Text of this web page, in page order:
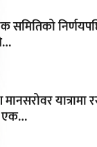
समितिको
एक…